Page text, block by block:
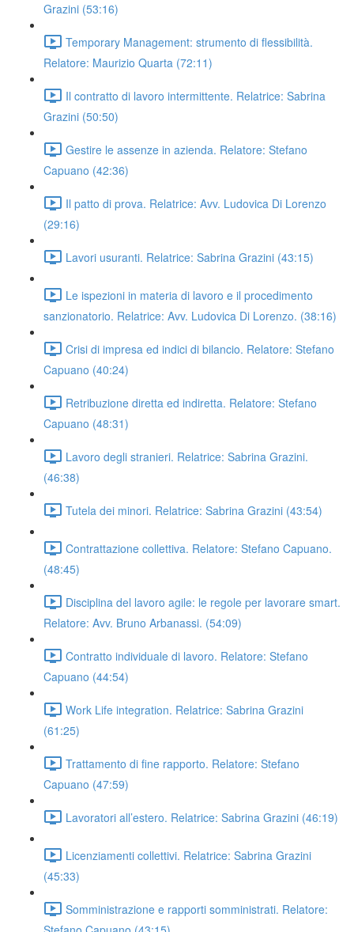
Grazini (53:16)
Temporary Management: strumento di flessibilità.
Relatore: Maurizio Quarta (72:11)
Il contratto di lavoro intermittente. Relatrice: Sabrina
Grazini (50:50)
Gestire le assenze in azienda. Relatore: Stefano
Capuano (42:36)
Il patto di prova. Relatrice: Avv. Ludovica Di Lorenzo
(29:16)
Lavori usuranti. Relatrice: Sabrina Grazini (43:15)
Le ispezioni in materia di lavoro e il procedimento
sanzionatorio. Relatrice: Avv. Ludovica Di Lorenzo. (38:16)
Crisi di impresa ed indici di bilancio. Relatore: Stefano
Capuano (40:24)
Retribuzione diretta ed indiretta. Relatore: Stefano
Capuano (48:31)
Lavoro degli stranieri. Relatrice: Sabrina Grazini.
(46:38)
Tutela dei minori. Relatrice: Sabrina Grazini (43:54)
Contrattazione collettiva. Relatore: Stefano Capuano.
(48:45)
Disciplina del lavoro agile: le regole per lavorare smart.
Relatore: Avv. Bruno Arbanassi. (54:09)
Contratto individuale di lavoro. Relatore: Stefano
Capuano (44:54)
Work Life integration. Relatrice: Sabrina Grazini
(61:25)
Trattamento di fine rapporto. Relatore: Stefano
Capuano (47:59)
Lavoratori all’estero. Relatrice: Sabrina Grazini (46:19)
Licenziamenti collettivi. Relatrice: Sabrina Grazini
(45:33)
Somministrazione e rapporti somministrati. Relatore: